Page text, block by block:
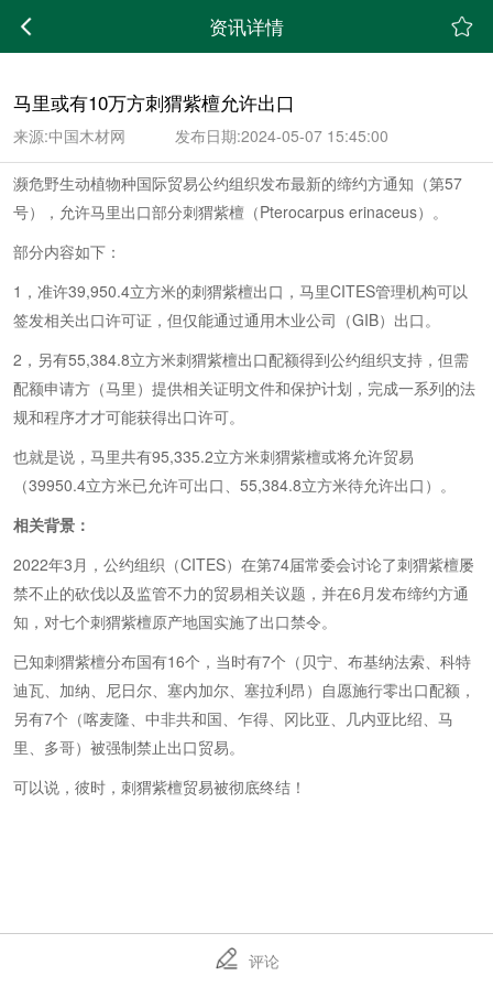
资讯详情
马里或有10万方刺猬紫檀允许出口
来源:中国木材网 发布日期:2024-05-07 15:45:00
濒危野生动植物种国际贸易公约组织发布最新的缔约方通知（第57
号），允许马里出口部分刺猬紫檀（Pterocarpus erinaceus）。
部分内容如下：
1，准许39,950.4立方米的刺猬紫檀出口，马里CITES管理机构可以
签发相关出口许可证，但仅能通过通用木业公司（GIB）出口。
2，另有55,384.8立方米刺猬紫檀出口配额得到公约组织支持，但需
配额申请方（马里）提供相关证明文件和保护计划，完成一系列的法
规和程序才才可能获得出口许可。
也就是说，马里共有95,335.2立方米刺猬紫檀或将允许贸易
（39950.4立方米已允许可出口、55,384.8立方米待允许出口）。
相关背景：
2022年3月，公约组织（CITES）在第74届常委会讨论了刺猬紫檀屡
禁不止的砍伐以及监管不力的贸易相关议题，并在6月发布缔约方通
知，对七个刺猬紫檀原产地国实施了出口禁令。
已知刺猬紫檀分布国有16个，当时有7个（贝宁、布基纳法索、科特
迪瓦、加纳、尼日尔、塞内加尔、塞拉利昂）自愿施行零出口配额，
另有7个（喀麦隆、中非共和国、乍得、冈比亚、几内亚比绍、马
里、多哥）被强制禁止出口贸易。
可以说，彼时，刺猬紫檀贸易被彻底终结！
评论